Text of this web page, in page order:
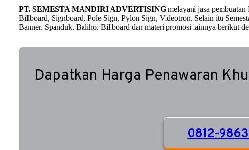
PT. SEMESTA MANDIRI ADVERTISINGmelayani jasa pembuatan
Billboard, Signboard, Pole Sign, Pylon Sign, Videotron. Selain itu
Banner, Spanduk, Baliho, Billboard dan materi promosi lainnya berikut
Dapatkan Harga Penawaran
0812-